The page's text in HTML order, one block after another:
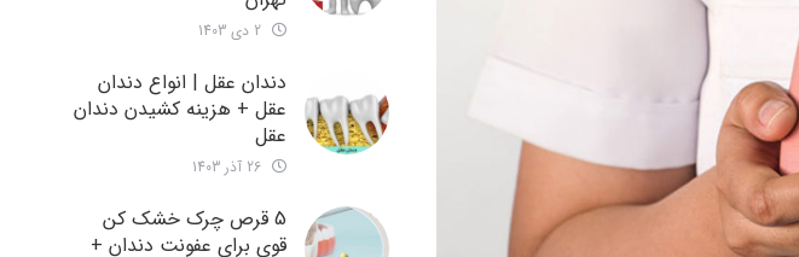
دندان عقل | انواع دندان
عقل + هزینه کشیدن دندان
عقل
5 قرص چرک خشک کن
قوی برای عفونت دندان +